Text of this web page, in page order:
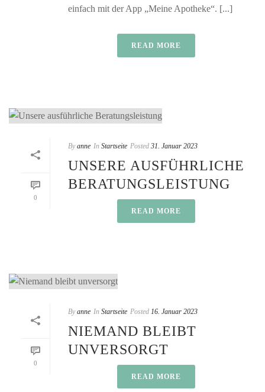
einfach mit der App „Meine Apotheke“. [...]
READ MORE
0
By anne In Startseite Posted 31. Januar 2023
UNSERE AUSFÜHRLICHE
BERATUNGSLEISTUNG
READ MORE
0
By anne In Startseite Posted 16. Januar 2023
NIEMAND BLEIBT
UNVERSORGT
READ MORE